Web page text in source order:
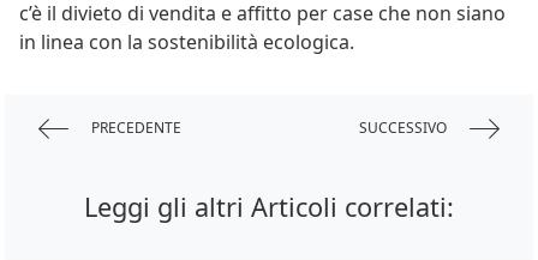
c’è il divieto di vendita e affitto per case che non siano
in linea con la sostenibilità ecologica.
PRECEDENTE SUCCESSIVO
Leggi gli altri Articoli correlati: